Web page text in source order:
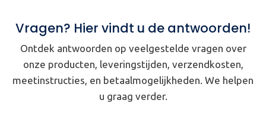
Vragen? Hier vindt u de antwoorden!
Ontdek antwoorden op veelgestelde vragen over
onze producten, leveringstijden, verzendkosten,
meetinstructies, en betaalmogelijkheden. We helpen
u graag verder.